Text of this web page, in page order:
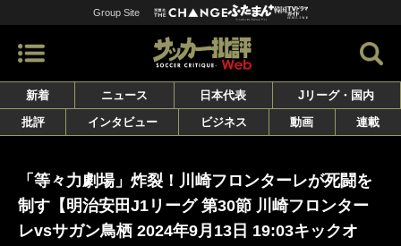
Group Site
新着 ニュース 日本代表
Jリーグ・国内
批評
インタビュー ビジネス 動画 連載
「等々力劇場」炸裂！川崎フロンターレが死闘を
制す【明治安田J1リーグ 第30節 川崎フロンター
レvsサガン鳥栖 2024年9月13日 19:03キックオ